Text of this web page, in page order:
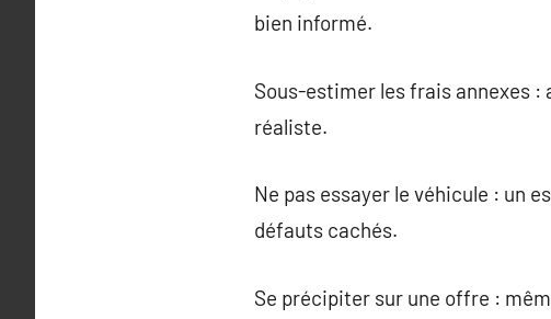
bien informé.
Sous-estimer les frais annexes :
réaliste.
Ne pas essayer le véhicule : un
défauts cachés.
Se précipiter sur une offre :